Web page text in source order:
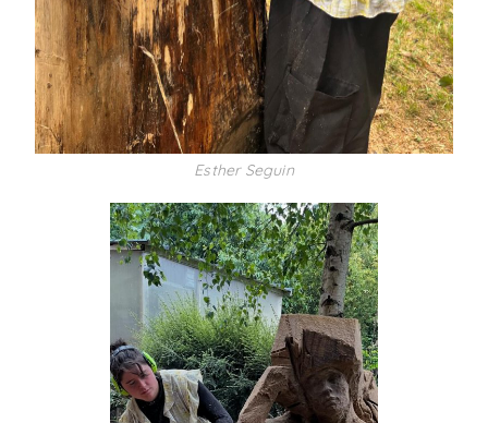
Esther Seguin